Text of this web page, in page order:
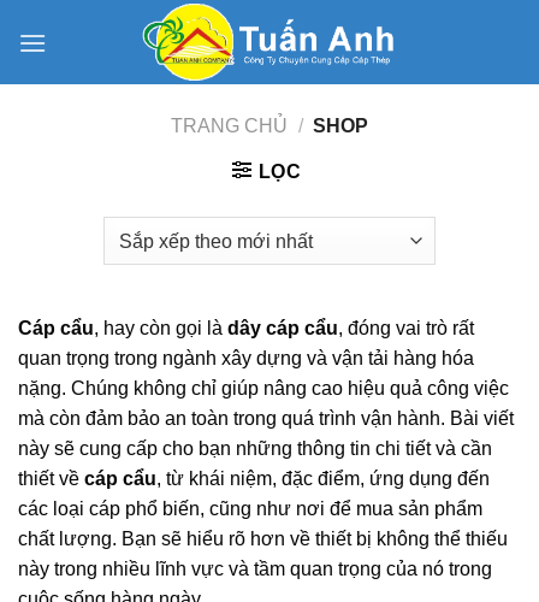
TRANG CHỦ / SHOP
LỌC
Cáp cẩu, hay còn gọi là dây cáp cẩu, đóng vai trò rất
quan trọng trong ngành xây dựng và vận tải hàng hóa
nặng. Chúng không chỉ giúp nâng cao hiệu quả công việc
mà còn đảm bảo an toàn trong quá trình vận hành. Bài viết
này sẽ cung cấp cho bạn những thông tin chi tiết và cần
thiết về cáp cẩu, từ khái niệm, đặc điểm, ứng dụng đến
các loại cáp phổ biến, cũng như nơi để mua sản phẩm
chất lượng. Bạn sẽ hiểu rõ hơn về thiết bị không thể thiếu
này trong nhiều lĩnh vực và tầm quan trọng của nó trong